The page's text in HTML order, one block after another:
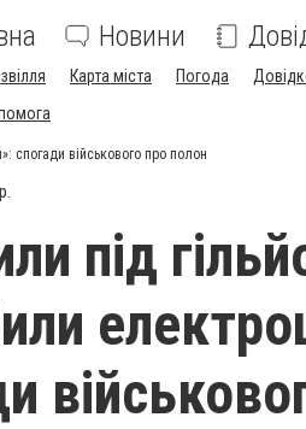
Новини
Карта міста Погода
спогади військового про полон
під